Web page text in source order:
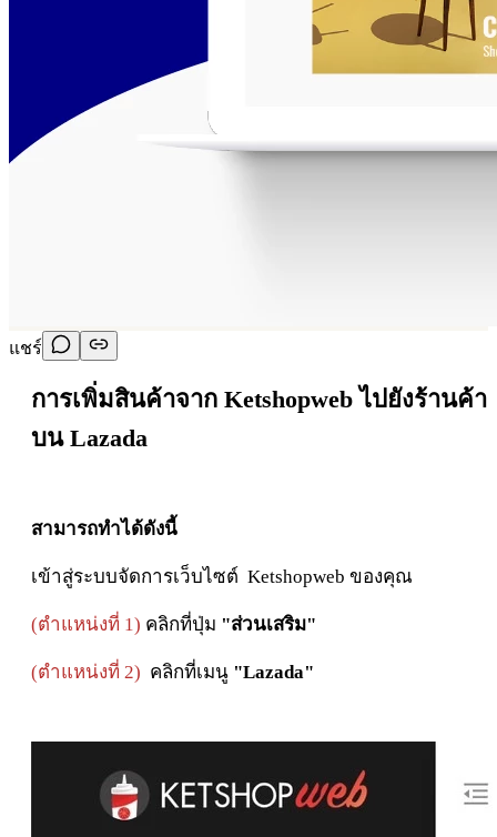
แชร์
การเพิ่มสินค้าจาก Ketshopweb ไปยังร้านค้า
บน Lazada
สามารถทำได้ดังนี้
เข้าสู่ระบบจัดการเว็บไซต์ Ketshopweb ของคุณ
(ตำแหน่งที่ 1) คลิกที่ปุ่ม "ส่วนเสริม"
(ตำแหน่งที่ 2) คลิกที่เมนู "Lazada"